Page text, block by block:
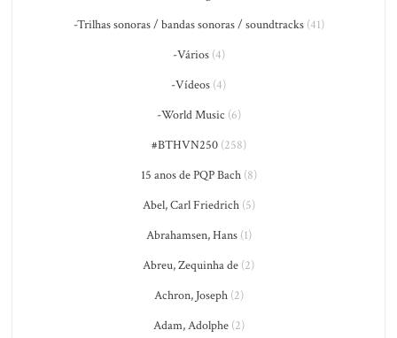
-Trilhas sonoras / bandas sonoras / soundtracks(41)
-Vários(4)
-Vídeos (4)
-World Music (6)
#BTHVN250(258)
15 anos de PQP Bach(8)
Abel, Carl Friedrich(5)
Abrahamsen, Hans(1)
Abreu, Zequinha de (2)
Achron, Joseph(2)
Adam, Adolphe(2)